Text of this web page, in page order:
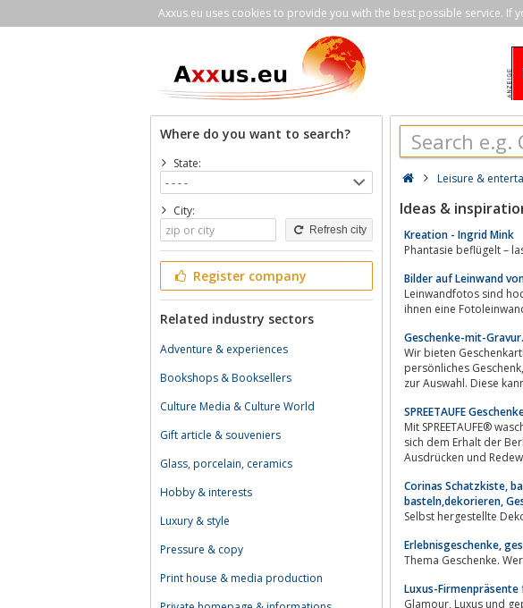
Axxus.eu uses cookies to provide you with the best possible service. If
Where do you want to search?
State:
City:
Refresh city
Register company
Related industry sectors
Adventure & experiences
Bookshops & Booksellers
Culture Media & Culture World
Gift article & souveniers
Glass, porcelain, ceramics
Hobby & interests
Luxury & style
Pressure & copy
Print house & media production
Leisure &
Ideas &
Kreation - Ingrid Mink
Phantasie beflügelt –
Bilder auf Leinwand
Leinwandfotos sind
ihnen eine
Geschenke-mit-
Wir bieten
persönliches Geschenk, sodass dieses unvergessen bleibt. Unter Anderem stehen hier Holz-, Obst- und Werkzeuggeschenke
zur Auswahl. Diese
SPREETAUFE
Mit SPREETAUFE®
sich dem Erhalt der Berliner Mundart.Foto
Corinas Schatzkiste,
basteln,dekorieren,
Erlebnisgeschenke,
Thema Geschenke.
Luxus-
Glamour, Luxus und gepflegtes Understatement – der etwasandere Firmenpräsente-Onlineshop.Besucht man den Shop, so